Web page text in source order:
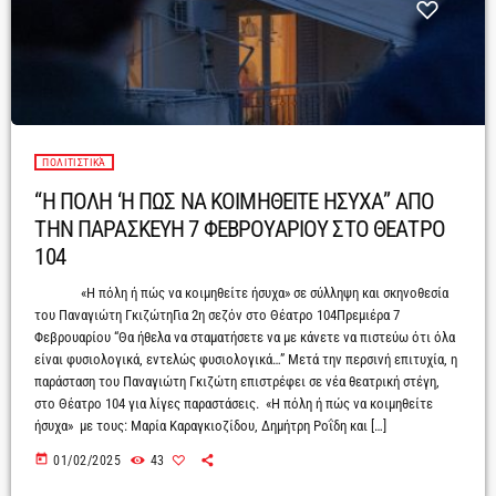
ΠΟΛΙΤΙΣΤΙΚΆ
“Η ΠΟΛΗ ‘Η ΠΩΣ ΝΑ ΚΟΙΜΗΘΕΙΤΕ ΗΣΥΧΑ” ΑΠΟ
ΤΗΝ ΠΑΡΑΣΚΕΥΗ 7 ΦΕΒΡΟΥΑΡΙΟΥ ΣΤΟ ΘΕΑΤΡΟ
104
«Η πόλη ή πώς να κοιμηθείτε ήσυχα» σε σύλληψη και σκηνοθεσία
του Παναγιώτη ΓκιζώτηΓια 2η σεζόν στο Θέατρο 104Πρεμιέρα 7
Φεβρουαρίου “Θα ήθελα να σταματήσετε να με κάνετε να πιστεύω ότι όλα
είναι φυσιολογικά, εντελώς φυσιολογικά…” Μετά την περσινή επιτυχία, η
παράσταση του Παναγιώτη Γκιζώτη επιστρέφει σε νέα θεατρική στέγη,
στο Θέατρο 104 για λίγες παραστάσεις. «Η πόλη ή πώς να κοιμηθείτε
ήσυχα» με τους: Μαρία Καραγκιοζίδου, Δημήτρη Ροΐδη και […]
today 01/02/2025 43